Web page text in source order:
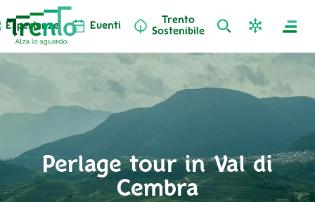
Esperienze Eventi
Trento
Sostenibile
Perlage tour in Val di
Cembra